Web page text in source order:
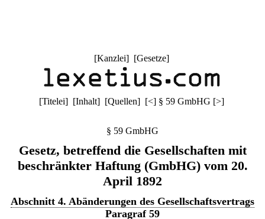
[Kanzlei] [Gesetze]
[Titelei] [Inhalt] [Quellen] [<] § 59 GmbHG [>]
§ 59 GmbHG
Gesetz, betreffend die Gesellschaften mit
beschränkter Haftung (GmbHG) vom 20.
April 1892
Abschnitt 4. Abänderungen des Gesellschaftsvertrags
Paragraf 59